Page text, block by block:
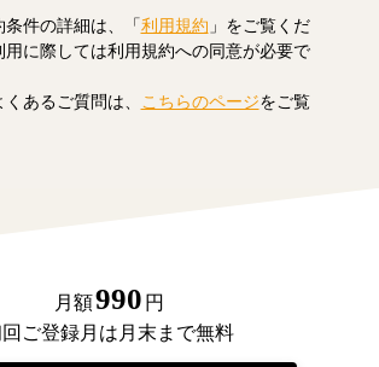
条件の詳細は、「利用規約 」をご覧くだ
用に際しては利用規約への同意が必要で
あるご質問は、
こちらのページをご覧
月額990 円
ご登録月は月末まで無料